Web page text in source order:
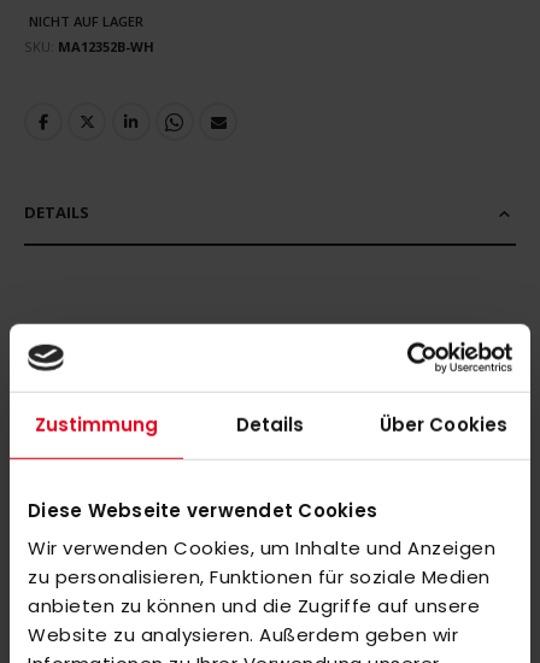
Zustimmung Details Über Cookies
Diese Webseite verwendet Cookies
Wir verwenden Cookies, um Inhalte und Anzeigen
zu personalisieren, Funktionen für soziale Medien
anbieten zu können und die Zugriffe auf unsere
Website zu analysieren. Außerdem geben wir
NICHT AUF LAGER
SKU MA12352B-WH
DETAILS
MEHR INFORMATIONEN
BEWERTUNGEN
ÄHNLICHE PRODUKTE
Markieren Sie die Artikel, um Sie dem Warenkorb hinzuzufügen
oder
Alle auswählen
OBO ROBO Elbow Guard Lite Right L
105,00 €